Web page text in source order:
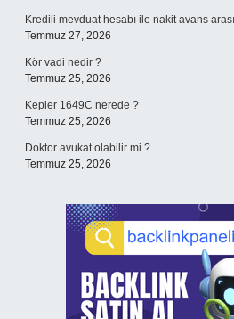
Kredili mevduat hesabı ile nakit avans
Temmuz 27, 2026
Kör vadi nedir ?
Temmuz 25, 2026
Kepler 1649C nerede ?
Temmuz 25, 2026
Doktor avukat olabilir mi ?
Temmuz 25, 2026